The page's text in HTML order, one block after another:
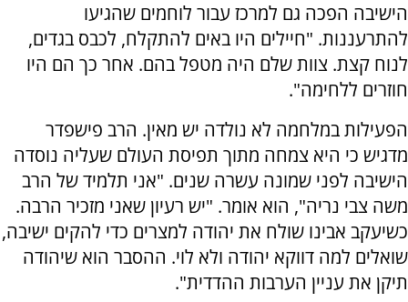
הישיבה הפכה גם למרכז עבור לוחמים שהגיעו
להתרעננות. "חיילים היו באים להתקלח, לכבס בגדים,
לנוח קצת. צוות שלם היה מטפל בהם. אחר כך הם היו
חוזרים ללחימה".
הפעילות במלחמה לא נולדה יש מאין. הרב פישפדר
מדגיש כי היא צמחה מתוך תפיסת העולם שעליה נוסדה
הישיבה לפני שמונה עשרה שנים. "אני תלמיד של הרב
משה צבי נריה", הוא אומר. "יש רעיון שאני מזכיר הרבה.
כשיעקב אבינו שולח את יהודה למצרים כדי להקים ישיבה,
שואלים למה דווקא יהודה ולא לוי. ההסבר הוא שיהודה
תיקן את עניין הערבות ההדדית".